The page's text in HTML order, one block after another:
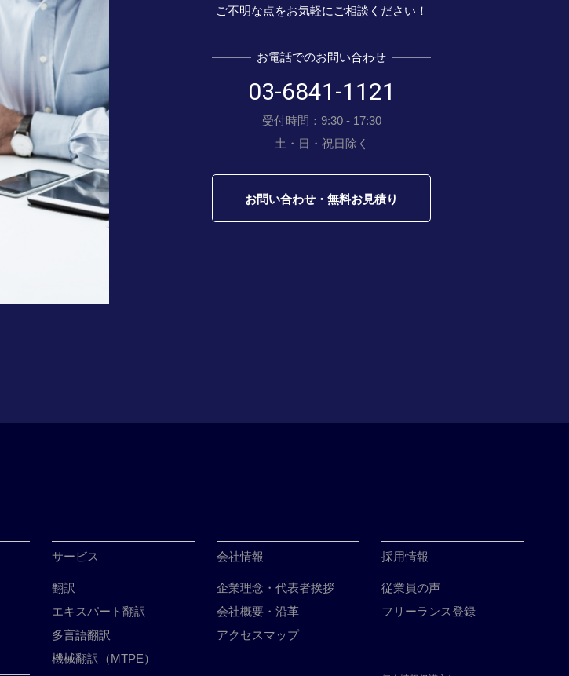
ご不明な点をお気軽にご相談ください！
お電話でのお問い合わせ
03-6841-1121
受付時間：9:30 - 17:30
土・日・祝日除く
お問い合わせ・無料お見積り
サービス
翻訳
エキスパート翻訳
多言語翻訳
機械翻訳（MTPE）
会社情報
企業理念・代表者挨拶
会社概要・沿革
アクセスマップ
採用情報
従業員の声
フリーランス登録